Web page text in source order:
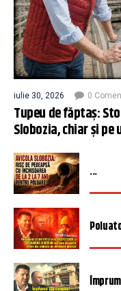
iulie 30, 2026 0
Tupeu de făptaș:
Slobozia, chiar și pe
...